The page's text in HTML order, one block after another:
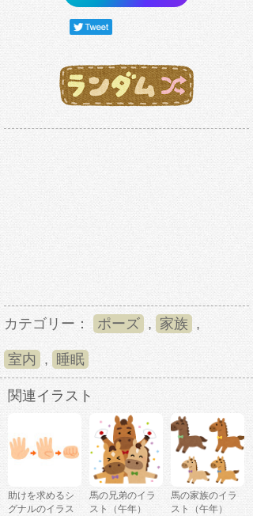
カテゴリー： ポーズ , 家族 ,
室内 , 睡眠
関連イラスト
助けを求めるシ
グナルのイラス
馬の兄弟のイラ
スト（午年）
馬の家族のイラ
スト（午年）